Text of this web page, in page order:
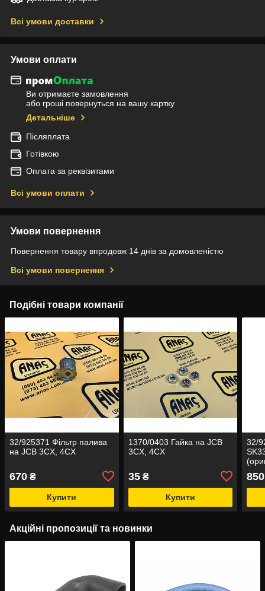
Всі умови доставки
Умови оплати
Ви отримаєте замовлення
або гроші повернуться на вашу картку
Детальніше
Післяплата
Готівкою
Оплата за реквізитами
Всі умови оплати
Умови повернення
Повернення товару впродовж 14 днів за домовленістю
Всі умови повернення
Подібні товари компанії
32/925371 Фільтр палива
на JCB 3CX, 4CX
670 ₴
Купити
1370/0403 Гайка на JCB
3CX, 4CX
35₴
Купити
32/
850
Акційні пропозиції та новинки